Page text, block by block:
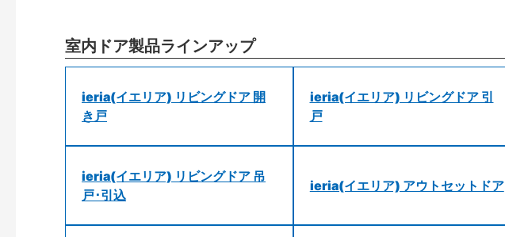
室内ドア製品ラインアップ
ieria(イエリア) リビングドア 開
き戸
ieria(イエリア) リビングドア 引
戸
ieria(イエリア) リビングドア 吊
戸･引込
ieria(イエリア) アウトセットドア